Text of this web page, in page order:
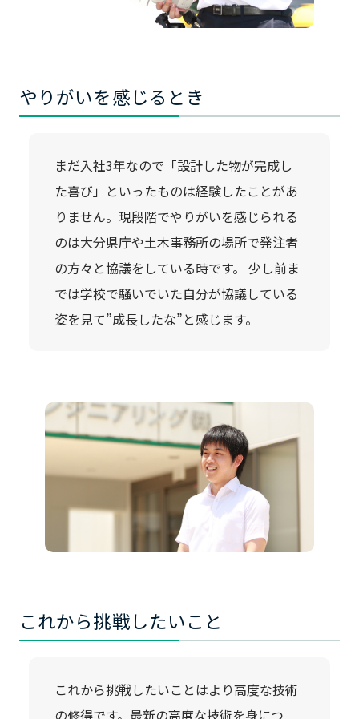
やりがいを感じるとき
まだ入社3年なので「設計した物が完成し
た喜び」といったものは経験したことがあ
りません。現段階でやりがいを感じられる
のは大分県庁や土木事務所の場所で発注者
の方々と協議をしている時です。 少し前ま
では学校で騒いでいた自分が協議している
姿を見て”成長したな”と感じます。
これから挑戦したいこと
これから挑戦したいことはより高度な技術
の修得です。最新の高度な技術を身につ